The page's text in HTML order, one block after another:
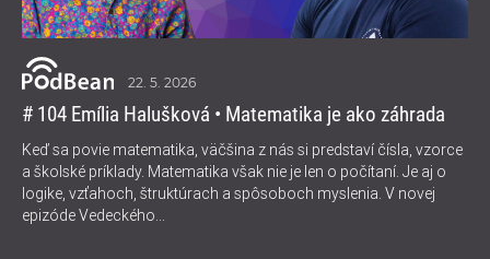
22. 5. 2026
# 104 Emília Halušková • Matematika je ako záhrada
Keď sa povie matematika, väčšina z nás si predstaví čísla, vzorce
a školské príklady. Matematika však nie je len o počítaní. Je aj o
logike, vzťahoch, štruktúrach a spôsoboch myslenia. V novej
epizóde Vedeckého...